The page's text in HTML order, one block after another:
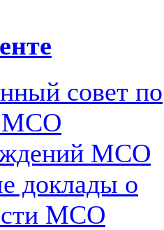
совет по
МСО
МСО
доклады о
МСО